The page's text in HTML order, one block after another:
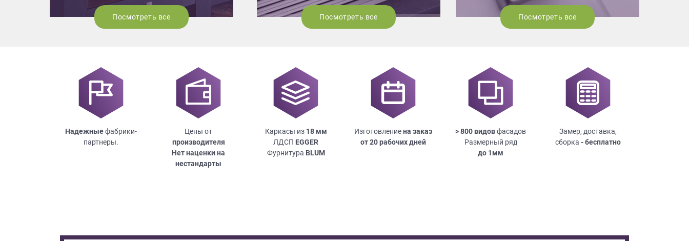
Посмотреть все Посмотреть все Посмотреть все
Надежныефабрики-
партнеры.
Цены от
производителя
Нет наценки на
нестандарты
Каркасы из 18мм
ЛДСП EGGER
Фурнитура BLUM
Изготовлениена заказ
от 20 рабочих дней
> 800 видовфасадов
Размерный ряд
до 1мм
Замер, доставка,
сборка - бесплатно